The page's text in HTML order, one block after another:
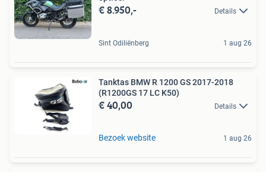
€ 8.950,- Details
Sint Odiliënberg 1 aug 26
Tanktas BMW R 1200 GS 2017-2018
(R1200GS 17 LC K50)
€ 40,00 Details
Bezoek website 1 aug 26